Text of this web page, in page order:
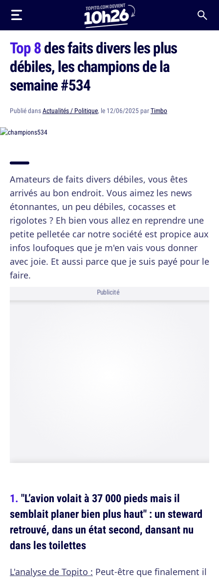
Top 8des faits divers les plus
débiles, les champions de la
semaine #534
Publié dansActualités / Politique, le 12/06/2025 parTimbo
Amateurs de faits divers débiles, vous êtes
arrivés au bon endroit. Vous aimez les news
étonnantes, un peu débiles, cocasses et
rigolotes ? Eh bien vous allez en reprendre une
petite pelletée car notre société est propice aux
infos loufoques que je m'en vais vous donner
avec joie. Et aussi parce que je suis payé pour le
faire.
Publicité
"L’avion volait à 37 000 pieds mais il
semblait planer bien plus haut" : un steward
retrouvé, dans un état second, dansant nu
dans les toilettes
L'analyse de Topito : Peut-être que finalement il